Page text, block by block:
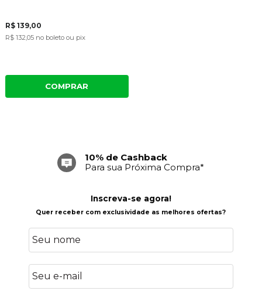
R$ 139,00
R$ 132,05 no boleto ou pix
COMPRAR
10% de Cashback
Para sua Próxima Compra*
Inscreva-se agora!
Quer receber com exclusividade as melhores ofertas?